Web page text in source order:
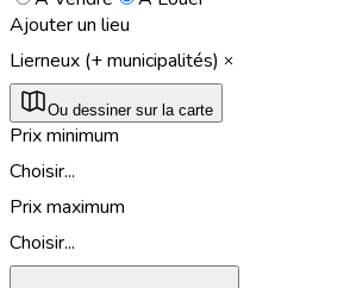
Ajouter un lieu
Lierneux (+ municipalités)
Ou dessiner sur la carte
Prix minimum
Choisir...
Prix maximum
Choisir...